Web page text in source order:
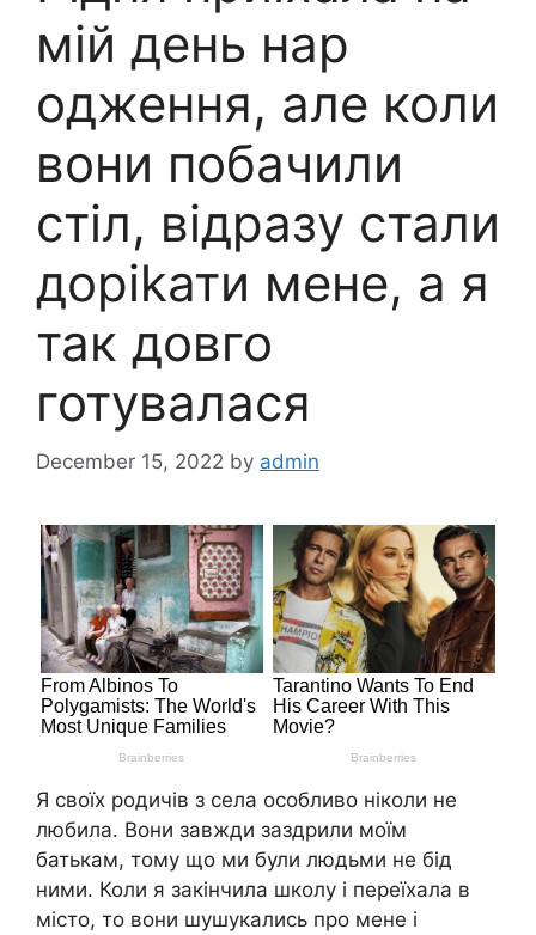
мій день нар
одження, але коли
вони побачили
стіл, відразу стали
доріkати мене, а я
так довго
готувалася
December 15, 2022 by admin
Я своїх родичів з села особливо ніколи не
любила. Вони завжди заздрили моїм
батькам, тому що ми були людьми не бід
ними. Коли я закінчила школу і переїхала в
місто, то вони шушукались про мене і